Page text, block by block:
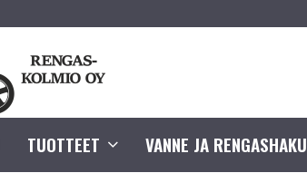
TUOTTEET VANNE JA RENGASHAKU